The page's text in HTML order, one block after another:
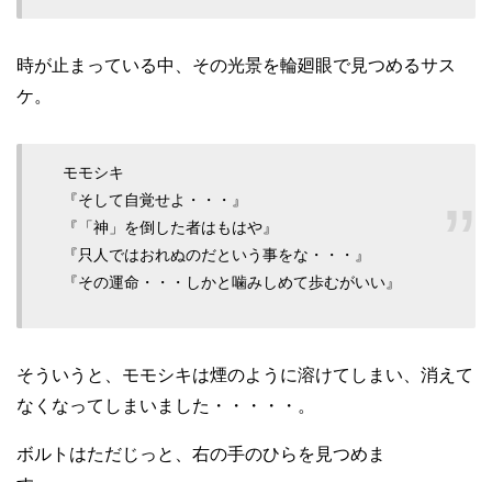
時が止まっている中、その光景を輪廻眼で見つめるサス
ケ。
モモシキ
『そして自覚せよ・・・』
『「神」を倒した者はもはや』
『只人ではおれぬのだという事をな・・・』
『その運命・・・しかと噛みしめて歩むがいい』
そういうと、モモシキは煙のように溶けてしまい、消えて
なくなってしまいました・・・・・。
ボルトはただじっと、右の手のひらを見つめま